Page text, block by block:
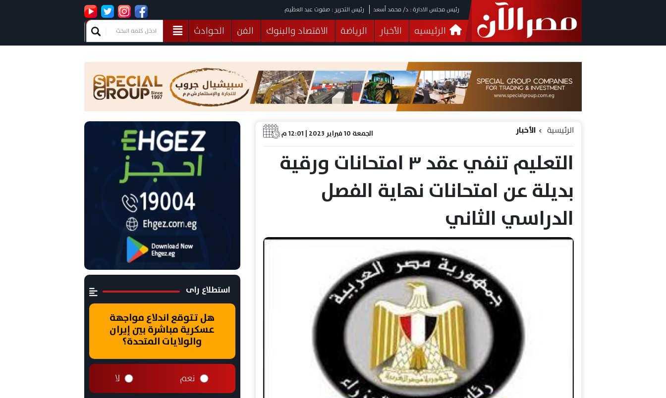
رئيس مجلس الادارة : د/ محمد أسعد رئيس التحرير : صفوت عبد العظيم
الرئيسيه الأخبار الرياضة الاقتصاد والبنوك الفن
الحوادث
فيديوهات
البرلمان صحة الثقافة خدمات منوعات
الجمعة 10 فبراير 2023 | 12:01 م الرئيسية الأخبار
التعليم تنفي عقد ٣ امتحانات ورقية
بديلة عن امتحانات نهاية الفصل
الدراسي الثاني
استطلاع راى
هل تتوقع اندلاع مواجهة
عسكرية مباشرة بين إيران
والولايات المتحدة؟
نعم لا